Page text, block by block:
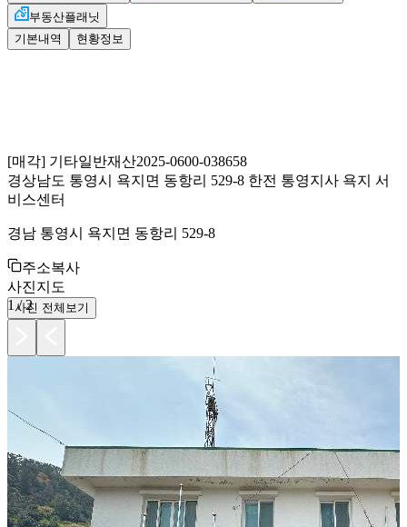
부동산플래닛
기본내역
현황정보
[매각] 기타일반재산2025-0600-038658
경상남도 통영시 욕지면 동항리 529-8 한전 통영지사 욕지 서
비스센터
경남 통영시 욕지면 동항리 529-8
주소복사
사진지도
1 /2
사진 전체보기